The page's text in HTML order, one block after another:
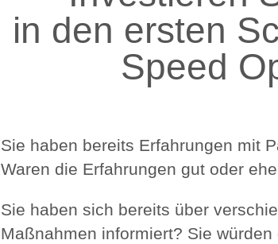
in den ersten
Speed
Sie haben bereits Erfahrungen mit
Waren die Erfahrungen gut oder
Sie haben sich bereits über
Maßnahmen informiert? Sie